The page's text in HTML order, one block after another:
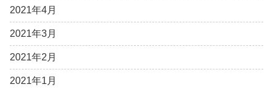
2021年4月
2021年3月
2021年2月
2021年1月